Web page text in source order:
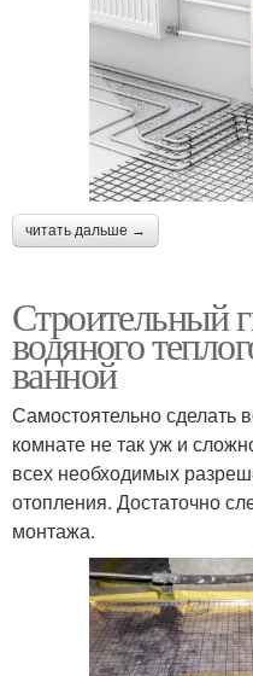
читать дальше →
Строительный
водяного
ванной
Самостоятельно сделать
комнате не так уж и
всех необходимых
отопления. Достаточно
монтажа.